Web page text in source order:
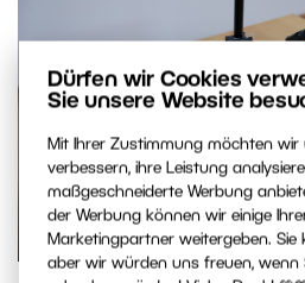
Dürfen wir Cookies
Sie unsere Website
Mit Ihrer Zustimmung möchten wir
verbessern, ihre Leistung
maßgeschneiderte Werbung
der Werbung können wir einige
Marketingpartner weitergeben. Sie
aber wir würden uns freuen, wenn